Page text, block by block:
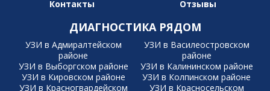
Контакты
Отзывы
ДИАГНОСТИКА РЯДОМ
УЗИ в Адмиралтейском
районе
УЗИ в Василеостровском
районе
УЗИ в Выборгском районе
УЗИ в Калининском районе
УЗИ в Кировском районе
УЗИ в Колпинском районе
УЗИ в Красногвардейском
УЗИ в Красносельском